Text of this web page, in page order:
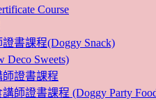
Course
書課程(Doggy Snack)
Deco Sweets)
證書課程
師證書課程 (Doggy Party